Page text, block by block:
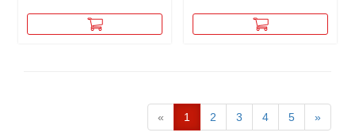
« 1 2 3 4 5 »